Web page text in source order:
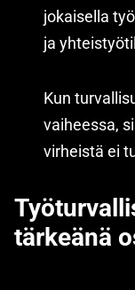
jokaisella
ja
Kun
vaiheessa,
virheistä ei
tärkeänä